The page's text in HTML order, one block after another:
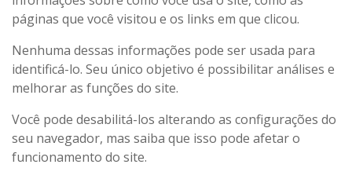
páginas que você visitou e os links em que clicou.
Nenhuma dessas informações pode ser usada para
identificá-lo. Seu único objetivo é possibilitar análises e
melhorar as funções do site.
Você pode desabilitá-los alterando as configurações do
seu navegador, mas saiba que isso pode afetar o
funcionamento do site.